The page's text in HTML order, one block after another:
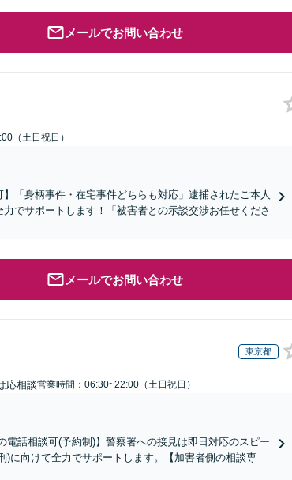
メールでお問い合わせ
（土日祝日）
「身柄事件・在宅事件どちらも対応」逮捕されたご本人
でサポートします！「被害者との示談交渉お任せくださ
メールでお問い合わせ
東京都
応相談営業時間：06:30~22:00（土日祝日）
電話相談可(予約制)】警察署への接見は即日対応のスピー
)に向けて全力でサポートします。【加害者側の相談専